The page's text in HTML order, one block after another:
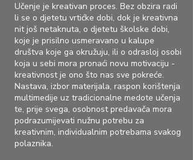
Učenje je kreativan proces. Bez obzira radi
li se o djetetu vrtićke dobi, dok je kreativna
nit još netaknuta, o djetetu školske dobi,
koje je prisilno usmeravano u kalupe
društva koje ga okružuju, ili o odrasloj osobi
koja u sebi mora pronaći novu motivaciju -
kreativnost je ono što nas sve pokreće.
Nastava, izbor materijala, raspon korištenja
multimedije uz tradicionalne medote učenja
te, prije svega, osobnost predavača mora
podrazumijevati nužnu potrebu za
kreativnim, individualnim potrebama svakog
polaznika.